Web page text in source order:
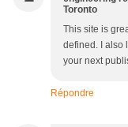
Toronto
This site is
defined. I also
your next
Répondre